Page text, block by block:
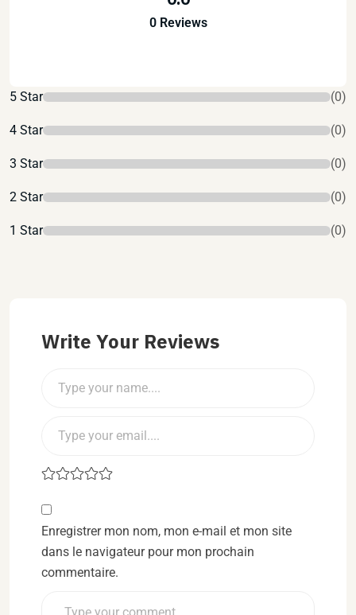
0 Reviews
5 Star (0)
4 Star (0)
3 Star (0)
2 Star (0)
1 Star (0)
Write Your Reviews
Enregistrer mon nom, mon e-mail et mon site
dans le navigateur pour mon prochain
commentaire.